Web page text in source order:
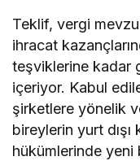
Teklif, vergi
ihracat
teşviklerine kadar
içeriyor. Kabul
şirketlere yönelik
bireylerin yurt dışı
hükümlerinde